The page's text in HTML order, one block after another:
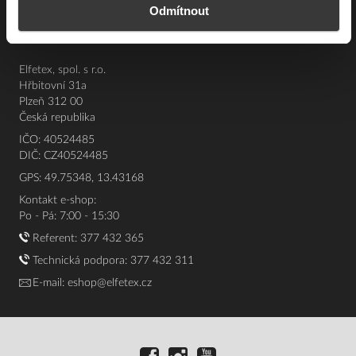
Odmítnout
Elfetex, spol. s r.o.
Hřbitovní 31a
Plzeň 312 00
Česká republika
IČO: 40524485
DIČ: CZ40524485
GPS: 49.75348, 13.43168
Kontakt e-shop:
Po - Pá: 7:00 - 15:30
Referent: 377 432 365
Technická podpora: 377 432 311
E-mail: eshop@elfetex.cz